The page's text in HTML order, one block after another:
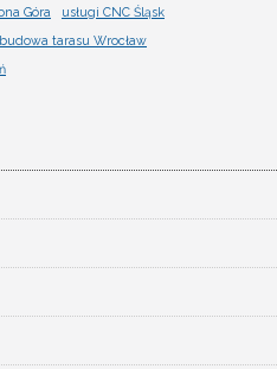
Góra
usługi CNC Śląsk
tarasu Wrocław